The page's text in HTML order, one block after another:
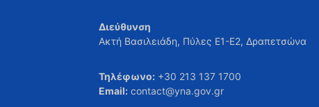
Διεύθυνση
Ακτή Βασιλειάδη, Πύλες Ε1-Ε2, Δραπετσώνα
Τηλέφωνο: +30 213 137 1700
Email: contact@yna.gov.gr